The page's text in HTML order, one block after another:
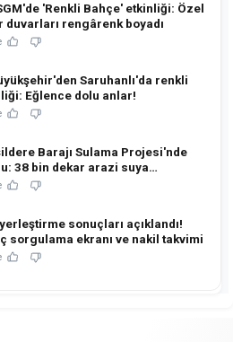
'Renkli Bahçe' etkinliği: Özel
rengârenk boyadı
Saruhanlı'da renkli
Eğlence dolu anlar!
Barajı Sulama Projesi'nde
38 bin dekar arazi suya
sonuçları açıklandı!
sorgulama ekranı ve nakil takvimi